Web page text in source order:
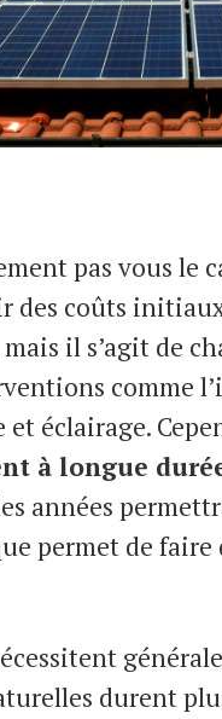
pas vous le
des coûts
il s’agit de
comme
et éclairage.
à longue
années
permet de faire
durent